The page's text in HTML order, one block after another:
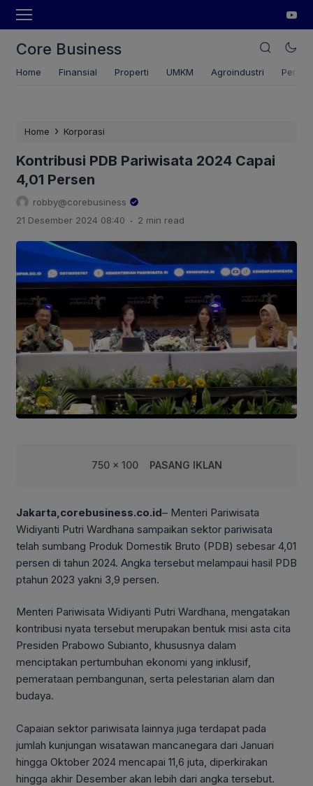
Core Business
Home Finansial Properti UMKM Agroindustri
Home › Korporasi
Kontribusi PDB Pariwisata 2024 Capai
4,01 Persen
robby@corebusiness
21 Desember 2024 08:40 . 2 min read
750 x 100 PASANG IKLAN
Jakarta,corebusiness.co.id– Menteri Pariwisata
Widiyanti Putri Wardhana sampaikan sektor pariwisata
telah sumbang Produk Domestik Bruto (PDB) sebesar 4,01
persen di tahun 2024. Angka tersebut melampaui hasil PDB
ptahun 2023 yakni 3,9 persen.
Menteri Pariwisata Widiyanti Putri Wardhana, mengatakan
kontribusi nyata tersebut merupakan bentuk misi asta cita
Presiden Prabowo Subianto, khususnya dalam
menciptakan pertumbuhan ekonomi yang inklusif,
pemerataan pembangunan, serta pelestarian alam dan
budaya.
Capaian sektor pariwisata lainnya juga terdapat pada
jumlah kunjungan wisatawan mancanegara dari Januari
hingga Oktober 2024 mencapai 11,6 juta, diperkirakan
hingga akhir Desember akan lebih dari angka tersebut.